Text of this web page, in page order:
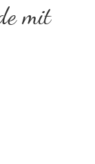
mit